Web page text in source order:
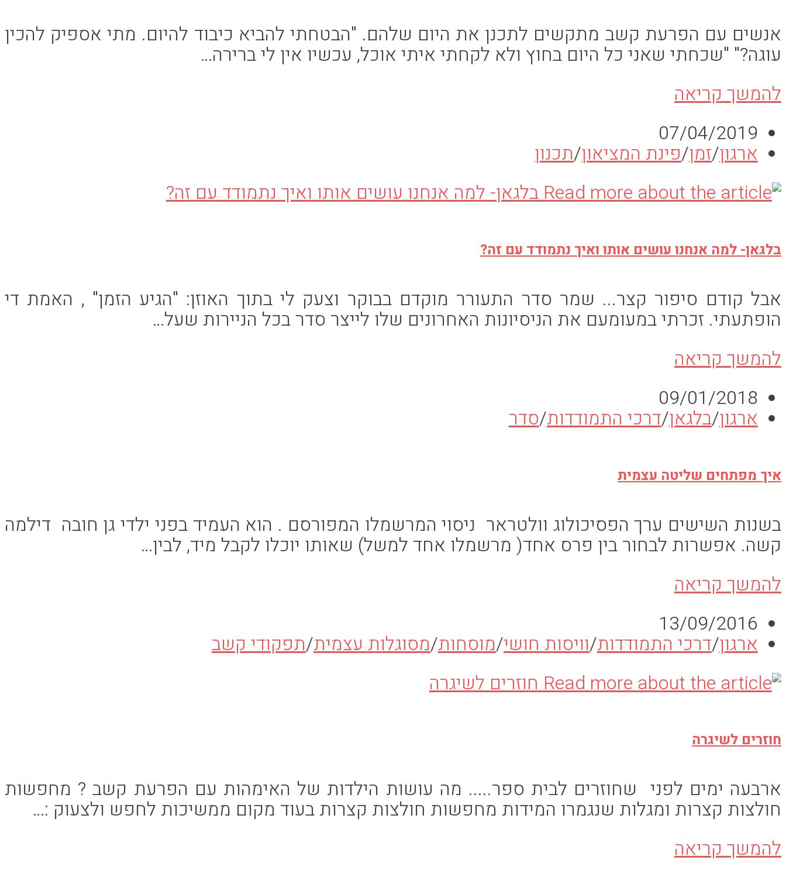
אנשים עם הפרעת קשב מתקשים לתכנן את היום שלהם. "הבטחתי להביא כיבוד להיום. מתי אספיק להכין
עוגה?" "שכחתי שאני כל היום בחוץ ולא לקחתי איתי אוכל, עכשיו אין לי ברירה…
להמשך קריאה
וגם
לעמוד
עם
ADHD
פורסם:
07/04/2019
קטגוריה:
ארגון/זמן/פינת המציאון/תכנון
בלגאן- למה אנחנו עושים אותו ואיך נתמודד עם זה?
אבל קודם סיפור קצר... שמר סדר התעורר מוקדם בבוקר וצעק לי בתוך האוזן: "הגיע הזמן" , האמת די
הופתעתי. זכרתי במעומעם את הניסיונות האחרונים שלו לייצר סדר בכל הניירות שעל…
להמשך קריאה
אנחנו
עושים
נתמודד
זה?
פורסם:
09/01/2018
קטגוריה:
ארגון/בלגאן/דרכי התמודדות/סדר
איך מפתחים שליטה עצמית
בשנות השישים ערך הפסיכולוג וולטראר ניסוי המרשמלו המפורסם . הוא העמיד בפני ילדי גן חובה דילמה
קשה. אפשרות לבחור בין פרס אחד( מרשמלו אחד למשל) שאותו יוכלו לקבל מיד, לבין…
להמשך קריאה
שליטה
עצמית
פורסם:
13/09/2016
קטגוריה:
ארגון/דרכי התמודדות/וויסות חושי/מוסחות/מסוגלות עצמית/תפקודי קשב
חוזרים לשיגרה
ארבעה ימים לפני שחוזרים לבית ספר..... מה עושות הילדות של האימהות עם הפרעת קשב ? מחפשות
חולצות קצרות ומגלות שנגמרו המידות מחפשות חולצות קצרות בעוד מקום ממשיכות לחפש ולצעוק :…
להמשך קריאה